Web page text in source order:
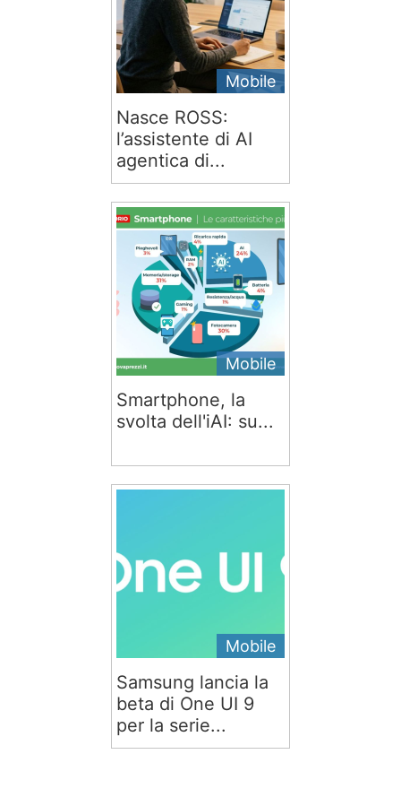
Mobile
Nasce ROSS:
l’assistente di AI
agentica di...
Mobile
Smartphone, la
svolta dell'iAI: su...
Mobile
Samsung lancia la
beta di One UI 9
per la serie...